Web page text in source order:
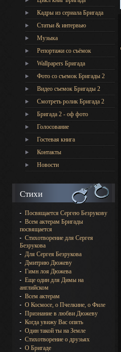
Кадры из сериала Бригада
Статьи & интервью
Музыка
Репортажи со съёмок
Wallpapers Бригада
Фото со съемок Бригады 2
Видео съемок Бригады 2
Cмотреть ролик Бригада 2
Бригада 2 - оф фото
Голосование
Гостевая книга
Контакты
Новости
Стихи
Посвящается Сергею Безрукову
Всем актерам Бригады
посвящается
Стихотворение для Сергея
Безрукова
Для Сергея Безрукова
Дмитрию Дюжеву
Гимн лоя Дюжева
Еще один для Димы на
английском
Всем актерам
О Космосе, о Пчелкине, о Филе
Признание в любви Дюжеву
Когда увижу Вас опять
Один такой ты на Земле
Стихотворение о друзьях
О Бригаде